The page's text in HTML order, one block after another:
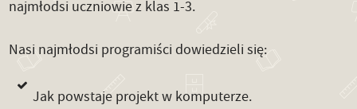
najmłodsi uczniowie z klas 1-3.
Nasi najmłodsi programiści dowiedzieli się:
Jak powstaje projekt w komputerze.